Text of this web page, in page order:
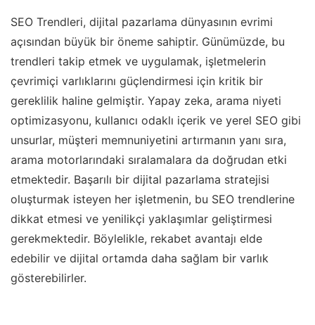
SEO Trendleri, dijital pazarlama dünyasının evrimi
açısından büyük bir öneme sahiptir. Günümüzde, bu
trendleri takip etmek ve uygulamak, işletmelerin
çevrimiçi varlıklarını güçlendirmesi için kritik bir
gereklilik haline gelmiştir. Yapay zeka, arama niyeti
optimizasyonu, kullanıcı odaklı içerik ve yerel SEO gibi
unsurlar, müşteri memnuniyetini artırmanın yanı sıra,
arama motorlarındaki sıralamalara da doğrudan etki
etmektedir. Başarılı bir dijital pazarlama stratejisi
oluşturmak isteyen her işletmenin, bu SEO trendlerine
dikkat etmesi ve yenilikçi yaklaşımlar geliştirmesi
gerekmektedir. Böylelikle, rekabet avantajı elde
edebilir ve dijital ortamda daha sağlam bir varlık
gösterebilirler.